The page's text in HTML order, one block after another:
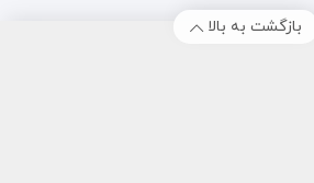
بازگشت به بالا